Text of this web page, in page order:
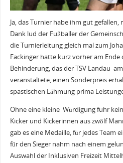
Ja, das Turnier habe ihm gut gefallen,
Dank lud der Fußballer der
die Turnierleitung gleich mal zum
Fackinger hatte kurz vorher am
Behinderung, das der TSV Landau
veranstaltete, einen Sonderpreis
spastischen Lähmung prima
Ohne eine kleine Würdigung fuhr
Kicker und Kickerinnen aus zwölf
gab es eine Medaille, für jedes Team
für den Sieger nahm nach einem
Auswahl der Inklusiven Freizeit